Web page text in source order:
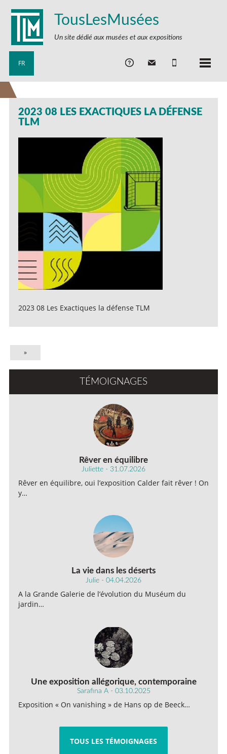
TousLesMusées
Un site dédié aux musées et aux expositions
FR
2023 08 LES EXACTIQUES LA DÉFENSE
TLM
2023 08 Les Exactiques la défense TLM
»
TÉMOIGNAGES
Rêver en équilibre
Juliette - 31.07.2026
Rêver en équilibre, oui l’exposition Calder fait rêver ! On
y…
La vie dans les déserts
Julie - 04.04.2026
A la Grande Galerie de l’évolution du Muséum du
jardin…
Une exposition allégorique, contemporaine
Sarafina A - 03.10.2025
Exposition « On vanishing » de Hans op de Beeck…
TOUS LES TÉMOIGNAGES